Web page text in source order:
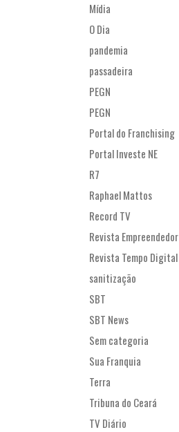
Mídia
O Dia
pandemia
passadeira
PEGN
PEGN
Portal do Franchising
Portal Investe NE
R7
Raphael Mattos
Record TV
Revista Empreendedor
Revista Tempo Digital
sanitização
SBT
SBT News
Sem categoria
Sua Franquia
Terra
Tribuna do Ceará
TV Diário